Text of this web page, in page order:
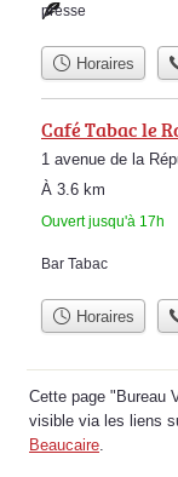
presse
Horaires
Café Tabac le
1 avenue de la
À 3.6 km
Ouvert jusqu'à 17h
Bar Tabac
Horaires
Cette page "Bureau
visible via les liens
Beaucaire.